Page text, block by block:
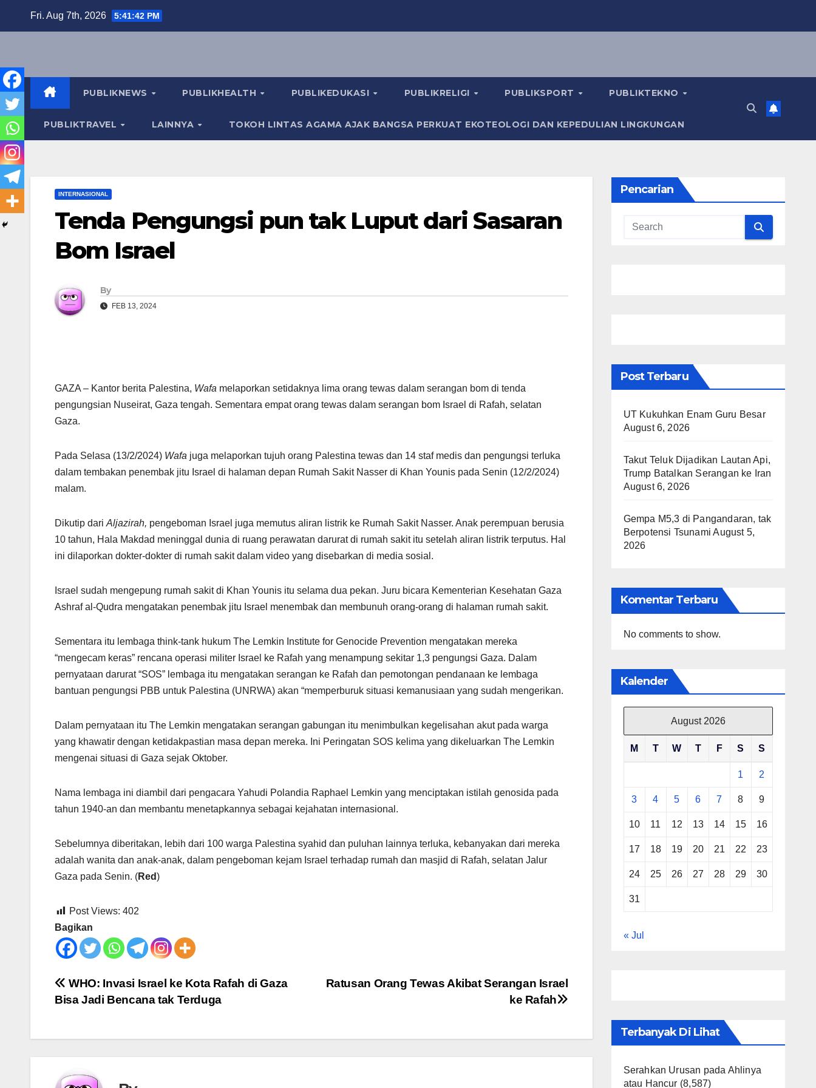
Fri. Aug 7th, 2026 5:41:43 PM
PUBLIKNEWS PUBLIKHEALTH PUBLIKEDUKASI PUBLIKRELIGI PUBLIKSPORT PUBLIKTEKNO
PUBLIKTRAVEL LAINNYA TOKOH LINTAS AGAMA AJAK BANGSA PERKUAT EKOTEOLOGI DAN KEPEDULIAN LINGKUNGAN
INTERNASIONAL
Tenda Pengungsi pun tak Luput dari Sasaran
Bom Israel
By
FEB 13, 2024
GAZA – Kantor berita Palestina, Wafa melaporkan setidaknya lima orang tewas dalam serangan bom di tenda
pengungsian Nuseirat, Gaza tengah. Sementara empat orang tewas dalam serangan bom Israel di Rafah, selatan
Gaza.
Pada Selasa (13/2/2024) Wafa juga melaporkan tujuh orang Palestina tewas dan 14 staf medis dan pengungsi terluka
dalam tembakan penembak jitu Israel di halaman depan Rumah Sakit Nasser di Khan Younis pada Senin (12/2/2024)
malam.
Dikutip dari Aljazirah, pengeboman Israel juga memutus aliran listrik ke Rumah Sakit Nasser. Anak perempuan berusia
10 tahun, Hala Makdad meninggal dunia di ruang perawatan darurat di rumah sakit itu setelah aliran listrik terputus. Hal
ini dilaporkan dokter-dokter di rumah sakit dalam video yang disebarkan di media sosial.
Israel sudah mengepung rumah sakit di Khan Younis itu selama dua pekan. Juru bicara Kementerian Kesehatan Gaza
Ashraf al-Qudra mengatakan penembak jitu Israel menembak dan membunuh orang-orang di halaman rumah sakit.
Sementara itu lembaga think-tank hukum The Lemkin Institute for Genocide Prevention mengatakan mereka
“mengecam keras” rencana operasi militer Israel ke Rafah yang menampung sekitar 1,3 pengungsi Gaza. Dalam
pernyataan darurat “SOS” lembaga itu mengatakan serangan ke Rafah dan pemotongan pendanaan ke lembaga
bantuan pengungsi PBB untuk Palestina (UNRWA) akan “memperburuk situasi kemanusiaan yang sudah mengerikan.
Dalam pernyataan itu The Lemkin mengatakan serangan gabungan itu menimbulkan kegelisahan akut pada warga
yang khawatir dengan ketidakpastian masa depan mereka. Ini Peringatan SOS kelima yang dikeluarkan The Lemkin
mengenai situasi di Gaza sejak Oktober.
Nama lembaga ini diambil dari pengacara Yahudi Polandia Raphael Lemkin yang menciptakan istilah genosida pada
tahun 1940-an dan membantu menetapkannya sebagai kejahatan internasional.
Sebelumnya diberitakan, lebih dari 100 warga Palestina syahid dan puluhan lainnya terluka, kebanyakan dari mereka
adalah wanita dan anak-anak, dalam pengeboman kejam Israel terhadap rumah dan masjid di Rafah, selatan Jalur
Gaza pada Senin. (Red)
Post Views: 402
Bagikan
Post
Ratusan Orang Tewas Akibat Serangan Israel
ke Rafah
WHO: Invasi Israel ke Kota Rafah di Gaza
Bisa Jadi Bencana tak Terduga
Pencarian
Post Terbaru
UT Kukuhkan Enam Guru Besar
August 6, 2026
Takut Teluk Dijadikan Lautan Api,
Trump Batalkan Serangan ke Iran
August 6, 2026
Gempa M5,3 di Pangandaran, tak
Berpotensi Tsunami August 5,
2026
Komentar Terbaru
No comments to show.
Kalender
August 2026
M T W T F S S
1 2
3 4 5 6 7 8 9
10 11 12 13 14 15 16
17 18 19 20 21 22 23
24 25 26 27 28 29 30
31
« Jul
Terbanyak Di Lihat
Serahkan Urusan pada Ahlinya
atau Hancur (8,587)